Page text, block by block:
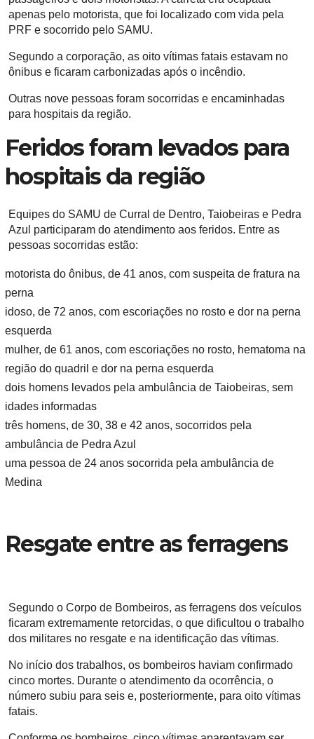
apenas pelo motorista, que foi localizado com vida pela
PRF e socorrido pelo SAMU.
Segundo a corporação, as oito vítimas fatais estavam no
ônibus e ficaram carbonizadas após o incêndio.
Outras nove pessoas foram socorridas e encaminhadas
para hospitais da região.
Feridos foram levados para
hospitais da região
Equipes do SAMU de Curral de Dentro, Taiobeiras e Pedra
Azul participaram do atendimento aos feridos. Entre as
pessoas socorridas estão:
motorista do ônibus, de 41 anos, com suspeita de fratura na
perna
idoso, de 72 anos, com escoriações no rosto e dor na perna
esquerda
mulher, de 61 anos, com escoriações no rosto, hematoma na
região do quadril e dor na perna esquerda
dois homens levados pela ambulância de Taiobeiras, sem
idades informadas
três homens, de 30, 38 e 42 anos, socorridos pela
ambulância de Pedra Azul
uma pessoa de 24 anos socorrida pela ambulância de
Medina
Resgate entre as ferragens
Segundo o Corpo de Bombeiros, as ferragens dos veículos
ficaram extremamente retorcidas, o que dificultou o trabalho
dos militares no resgate e na identificação das vítimas.
No início dos trabalhos, os bombeiros haviam confirmado
cinco mortes. Durante o atendimento da ocorrência, o
número subiu para seis e, posteriormente, para oito vítimas
fatais.